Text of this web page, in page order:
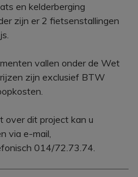
en kelderberging
zijn er 2 fietsenstallingen
vallen onder de Wet
zijn exclusief BTW
over dit project kan u
via e-mail,
014/72.73.74.